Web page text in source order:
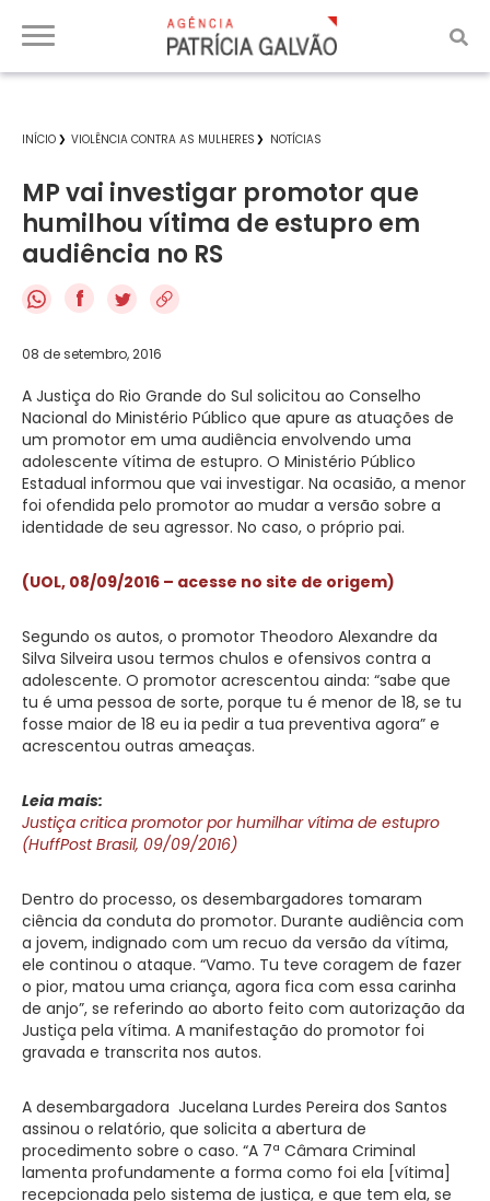
INÍCIO VIOLÊNCIA CONTRA AS MULHERES NOTÍCIAS
MP vai investigar promotor que
humilhou vítima de estupro em
audiência no RS
f
08 de setembro, 2016
A Justiça do Rio Grande do Sul solicitou ao Conselho
Nacional do Ministério Público que apure as atuações de
um promotor em uma audiência envolvendo uma
adolescente vítima de estupro. O Ministério Público
Estadual informou que vai investigar. Na ocasião, a menor
foi ofendida pelo promotor ao mudar a versão sobre a
identidade de seu agressor. No caso, o próprio pai.
(UOL, 08/09/2016 – acesse no site de origem)
Segundo os autos, o promotor Theodoro Alexandre da
Silva Silveira usou termos chulos e ofensivos contra a
adolescente. O promotor acrescentou ainda: “sabe que
tu é uma pessoa de sorte, porque tu é menor de 18, se tu
fosse maior de 18 eu ia pedir a tua preventiva agora” e
acrescentou outras ameaças.
Leia mais:
Justiça critica promotor por humilhar vítima de estupro
(HuffPost Brasil, 09/09/2016)
Dentro do processo, os desembargadores tomaram
ciência da conduta do promotor. Durante audiência com
a jovem, indignado com um recuo da versão da vítima,
ele continou o ataque. “Vamo. Tu teve coragem de fazer
o pior, matou uma criança, agora fica com essa carinha
de anjo”, se referindo ao aborto feito com autorização da
Justiça pela vítima. A manifestação do promotor foi
gravada e transcrita nos autos.
A desembargadora Jucelana Lurdes Pereira dos Santos
assinou o relatório, que solicita a abertura de
procedimento sobre o caso. “A 7ª Câmara Criminal
lamenta profundamente a forma como foi ela [vítima]
recepcionada pelo sistema de justiça, e que tem ela, se